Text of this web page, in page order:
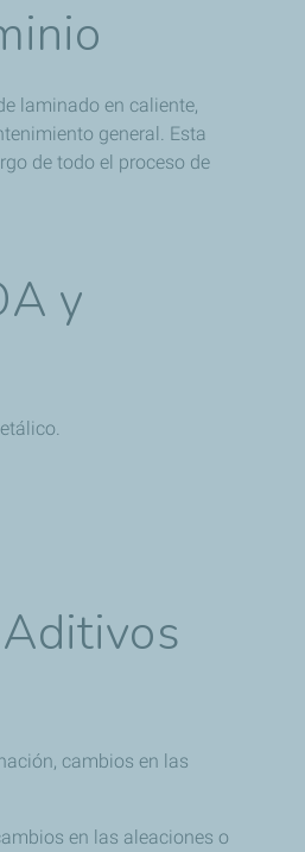
laminado en caliente,
general. Esta
de todo el proceso de
y
cambios en las
en las aleaciones o